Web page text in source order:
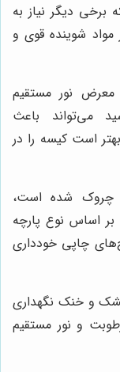
دیگر نیاز به
شوینده قوی و
معرض نور مستقیم
می‌تواند باعث
است کیسه را در
چروک شده است،
بر اساس نوع پارچه
چاپی خودداری
و خنک نگهداری
و نور مستقیم